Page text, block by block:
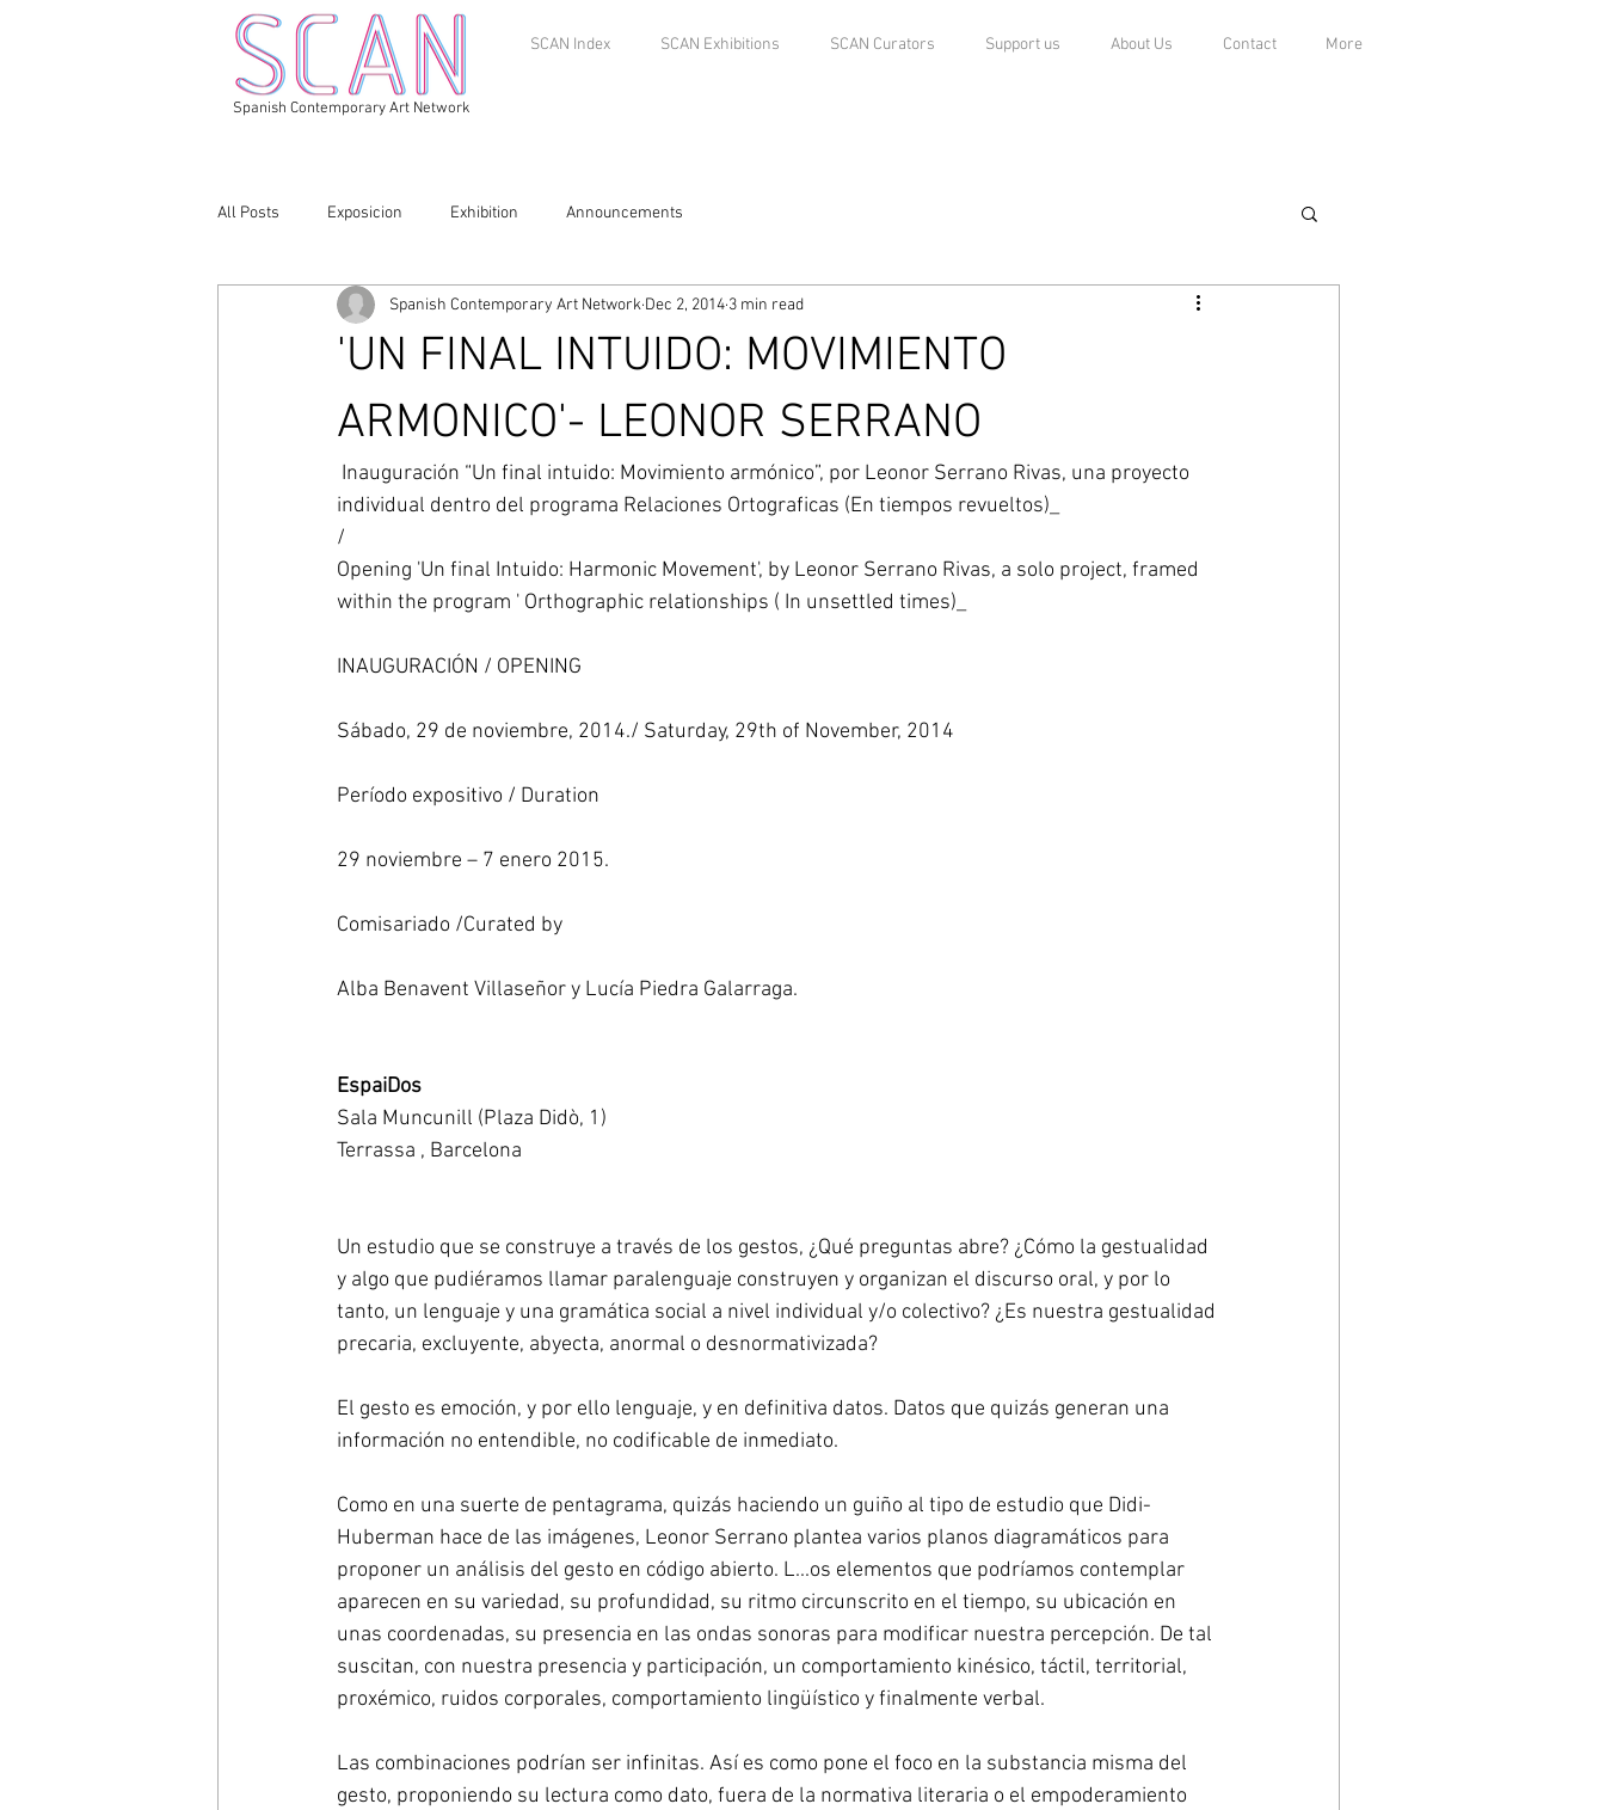
SCAN Index SCAN Exhibitions SCAN Curators Support us About Us Contact More
Spanish Contemporary Art Network
All Posts Exposicion Exhibition Announcements
'UN FINAL INTUIDO: MOVIMIENTO
ARMONICO'- LEONOR SERRANO
Spanish Contemporary Art Network Dec 2, 2014 3 min read
individual dentro del programa Relaciones Ortograficas (En tiempos revueltos)_
/
Opening 'Un final Intuido: Harmonic Movement', by Leonor Serrano Rivas, a solo project, framed
within the program ' Orthographic relationships ( In unsettled times)_
INAUGURACIÓN / OPENING
Sábado, 29 de noviembre, 2014./ Saturday, 29th of November, 2014
Período expositivo / Duration
29 noviembre – 7 enero 2015.
Comisariado /Curated by
Alba Benavent Villaseñor y Lucía Piedra Galarraga.
EspaiDos
Sala Muncunill (Plaza Didò, 1)
Terrassa , Barcelona
Un estudio que se construye a través de los gestos, ¿Qué preguntas abre? ¿Cómo la gestualidad
y algo que pudiéramos llamar paralenguaje construyen y organizan el discurso oral, y por lo
tanto, un lenguaje y una gramática social a nivel individual y/o colectivo? ¿Es nuestra gestualidad
precaria, excluyente, abyecta, anormal o desnormativizada?
El gesto es emoción, y por ello lenguaje, y en definitiva datos. Datos que quizás generan una
información no entendible, no codificable de inmediato.
Como en una suerte de pentagrama, quizás haciendo un guiño al tipo de estudio que Didi-
Huberman hace de las imágenes, Leonor Serrano plantea varios planos diagramáticos para
proponer un análisis del gesto en código abierto. L...os elementos que podríamos contemplar
aparecen en su variedad, su profundidad, su ritmo circunscrito en el tiempo, su ubicación en
unas coordenadas, su presencia en las ondas sonoras para modificar nuestra percepción. De tal
suscitan, con nuestra presencia y participación, un comportamiento kinésico, táctil, territorial,
proxémico, ruidos corporales, comportamiento lingüístico y finalmente verbal.
Las combinaciones podrían ser infinitas. Así es como pone el foco en la substancia misma del
gesto, proponiendo su lectura como dato, fuera de la normativa literaria o el empoderamiento